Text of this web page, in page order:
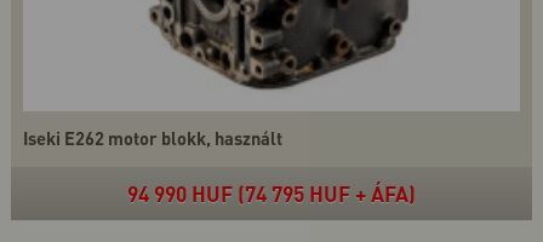
Iseki E262 motor blokk, használt
94 990 HUF (74 795 HUF + ÁFA)